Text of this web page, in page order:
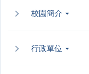
校園簡介
行政單位